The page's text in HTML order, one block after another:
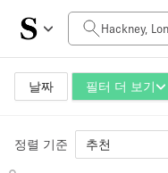
날짜 필터 더 보기
일일 비용
£0
공간 크기
정렬 기준 추천